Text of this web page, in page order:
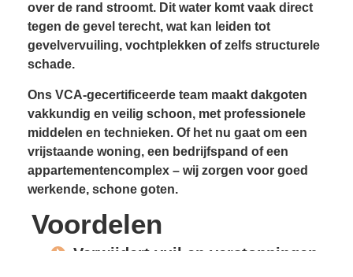
over de rand stroomt. Dit water komt vaak direct
tegen de gevel terecht, wat kan leiden tot
gevelvervuiling, vochtplekken of zelfs structurele
schade.
Ons VCA-gecertificeerde team maakt dakgoten
vakkundig en veilig schoon, met professionele
middelen en technieken. Of het nu gaat om een
vrijstaande woning, een bedrijfspand of een
appartementencomplex – wij zorgen voor goed
werkende, schone goten.
Voordelen
Verwijdert vuil en verstoppingen